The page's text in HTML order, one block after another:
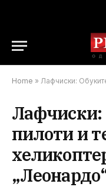
Home » Лафчиски: Обуките за
Лафчиски:
пилоти и